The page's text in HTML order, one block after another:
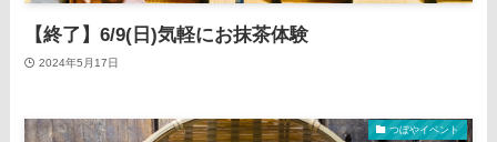
【終了】6/9(日)気軽にお抹茶体験
2024年5月17日
つぼやイベント